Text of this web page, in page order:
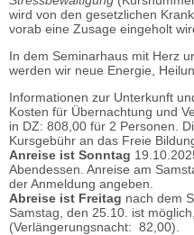
wird von den gesetzlichen
vorab eine Zusage eingeholt
In dem Seminarhaus mit Herz
werden wir neue Energie,
Informationen zur Unterkunft
Kosten für Übernachtung und
in DZ: 808,00 für 2 Personen.
Kursgebühr an das Freie
Anreise ist Sonntag
Abendessen. Anreise am
der Anmeldung angeben.
Abreise ist Freitag nach dem
Samstag, den 25.10. ist
(Verlängerungsnacht: 82,00).